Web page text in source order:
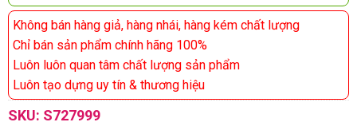
Không bán hàng giả, hàng nhái, hàng kém chất lượng
Chỉ bán sản phẩm chính hãng 100%
Luôn luôn quan tâm chất lượng sản phẩm
Luôn tạo dựng uy tín & thương hiệu
SKU: S727999